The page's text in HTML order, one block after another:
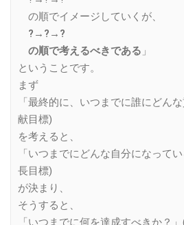
の順でイメージしていくが、
?→?→?
の順で考えるべきである 」
ということです。
まず
「最終的に、いつまでに誰にどん
献目標)
を考えると、
「いつまでにどんな自分になって
長目標)
が決まり、
そうすると、
「いつまでに何を達成すべきか？